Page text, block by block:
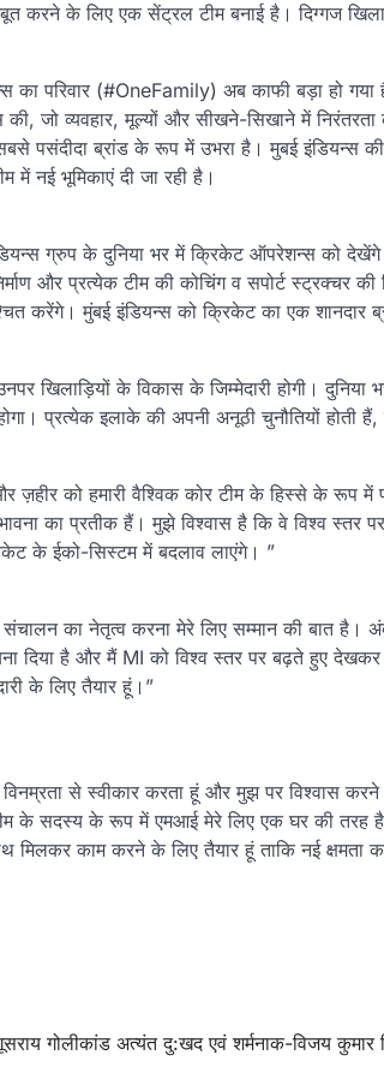
करने के लिए एक सेंट्रल टीम बनाई है। दिग्गज
का परिवार (#OneFamily) अब काफी बड़ा हो गया
जो व्यवहार, मूल्यों और सीखने-सिखाने में निरंतरता
पसंदीदा ब्रांड के रूप में उभरा है। मुबई इंडियन्स
में नई भूमिकाएं दी जा रही है।
ग्रुप के दुनिया भर में क्रिकेट ऑपरेशन्स को
और प्रत्येक टीम की कोचिंग व सपोर्ट स्ट्रक्चर की
करेंगे। मुंबई इंडियन्स को क्रिकेट का एक शानदार
खिलाड़ियों के विकास के जिम्मेदारी होगी। दुनिया
प्रत्येक इलाके की अपनी अनूठी चुनौतियों होती हैं,
ज़हीर को हमारी वैश्विक कोर टीम के हिस्से के रूप में
का प्रतीक हैं। मुझे विश्वास है कि वे विश्व स्तर पर
के ईको-सिस्टम में बदलाव लाएंगे। ”
का नेतृत्व करना मेरे लिए सम्मान की बात है।
दिया है और मैं MI को विश्व स्तर पर बढ़ते हुए
के लिए तैयार हूं।”
से स्वीकार करता हूं और मुझ पर विश्वास
के सदस्य के रूप में एमआई मेरे लिए एक घर की तरह
काम करने के लिए तैयार हूं ताकि नई क्षमता
गोलीकांड अत्यंत दु:खद एवं शर्मनाक-विजय कुमार